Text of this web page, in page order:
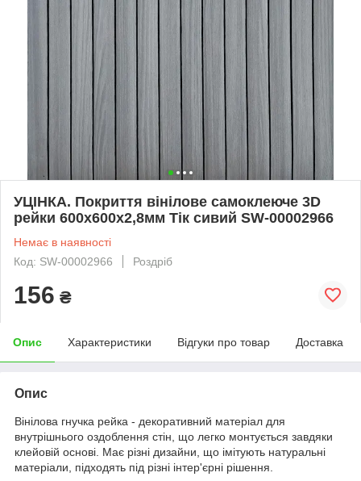
УЦІНКА. Покриття вінілове самоклеюче 3D
рейки 600х600х2,8мм Тік сивий SW-00002966
Немає в наявності
Код: SW-00002966
Роздріб
156 ₴
Опис Характеристики Відгуки про товар Доставка
Опис
Вінілова гнучка рейка - декоративний матеріал для
внутрішнього оздоблення стін, що легко монтується завдяки
клейовій основі. Має різні дизайни, що імітують натуральні
матеріали, підходять під різні інтер'єрні рішення.